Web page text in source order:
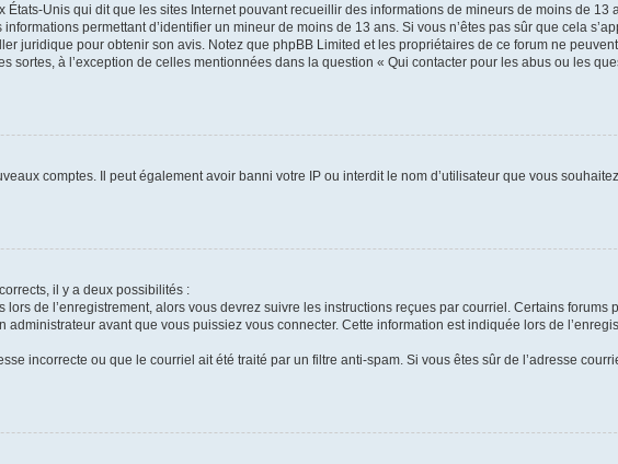
États-Unis qui dit que les sites Internet pouvant recueillir des informations de mineurs de moins de 13
permettant d’identifier un mineur de moins de 13 ans. Si vous n’êtes pas sûr que cela
juridique pour obtenir son avis. Notez que phpBB Limited et les propriétaires de ce forum ne
sortes, à l’exception de celles mentionnées dans la question « Qui contacter pour les abus ou les
comptes. Il peut également avoir banni votre IP ou interdit le nom d’utilisateur que vous
il y a deux possibilités :
de l’enregistrement, alors vous devrez suivre les instructions reçues par courriel. Certains forums
avant que vous puissiez vous connecter. Cette information est indiquée lors de
incorrecte ou que le courriel ait été traité par un filtre anti-spam. Si vous êtes sûr de l’adresse